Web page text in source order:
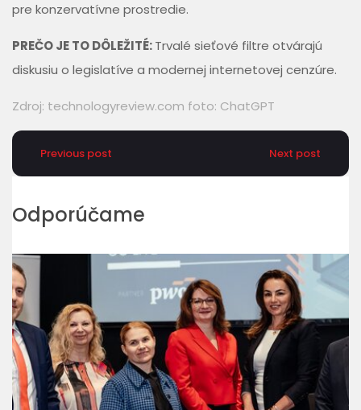
pre konzervatívne prostredie.
PREČO JE TO DÔLEŽITÉ:Trvalé sieťové filtre otvárajú
diskusiu o legislatíve a modernej internetovej cenzúre.
Zdroj: technologyreview.com foto: ChatGPT
Previous post Next post
Odporúčame